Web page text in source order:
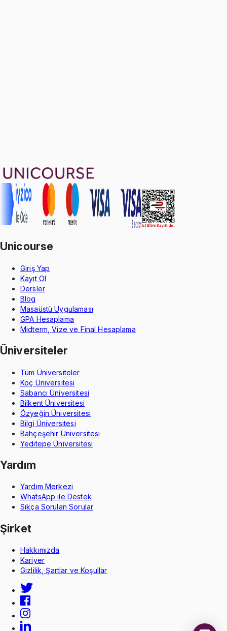
Unicourse
Giriş Yap
Kayıt Ol
Dersler
Blog
Masaüstü Uygulaması
GPA Hesaplama
Midterm, Vize ve Final Hesaplama
Üniversiteler
Tüm Üniversiteler
Koç Üniversitesi
Sabancı Üniversitesi
Bilkent Üniversitesi
Özyeğin Üniversitesi
Bilgi Üniversitesi
Bahçeşehir Üniversitesi
Yeditepe Üniversitesi
Yardım
Yardım Merkezi
WhatsApp ile Destek
Sıkça Sorulan Sorular
Şirket
Hakkımızda
Kariyer
Gizlilik, Şartlar ve Koşullar